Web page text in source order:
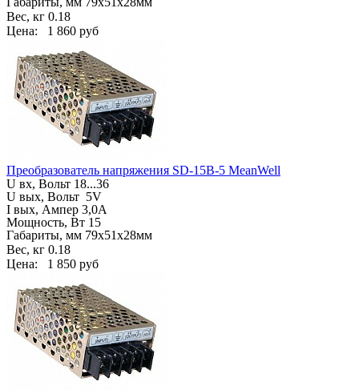
Вес, кг 0.18
Цена: 1 860 руб
Преобразователь напряжения SD-15B-5 MeanWell
U вх, Вольт 18...36
U вых, Вольт 5V
I вых, Ампер 3,0A
Мощность, Вт 15
Габариты, мм 79х51х28мм
Вес, кг 0.18
Цена: 1 850 руб